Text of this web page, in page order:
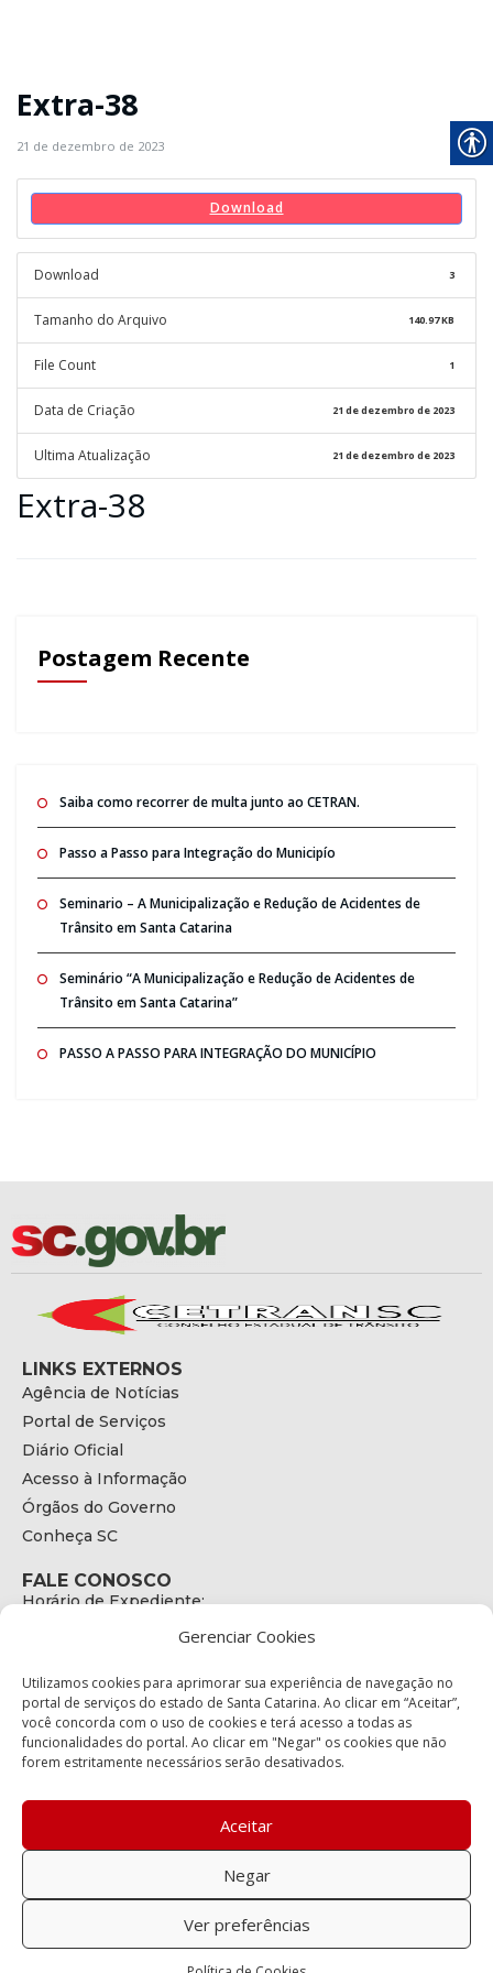
Gerenciar Cookies
Utilizamos cookies para aprimorar sua experiência de navegação no
portal de serviços do estado de Santa Catarina. Ao clicar em “Aceitar”,
você concorda com o uso de cookies e terá acesso a todas as
funcionalidades do portal. Ao clicar em "Negar" os cookies que não
forem estritamente necessários serão desativados.
Aceitar
Negar
Ver preferências
Extra-38
21 de dezembro de 2023
Download
Download 3
Tamanho do Arquivo 140.97 KB
File Count 1
Data de Criação 21 de dezembro de 2023
Ultima Atualização 21 de dezembro de 2023
Extra-38
Postagem Recente
Saiba como recorrer de multa junto ao CETRAN.
Passo a Passo para Integração do Municipío
Seminario – A Municipalização e Redução de Acidentes de
Trânsito em Santa Catarina
Seminário “A Municipalização e Redução de Acidentes de
Trânsito em Santa Catarina”
PASSO A PASSO PARA INTEGRAÇÃO DO MUNICÍPIO
LINKS EXTERNOS
Agência de Notícias
Portal de Serviços
Diário Oficial
Acesso à Informação
Órgãos do Governo
Conheça SC
FALE CONOSCO
Horário de Expediente:
E-mail:
secretariaexecutiva@cetran.sc.gov.br
ENDEREÇO
Endereço:
Bairro:
Coqueiros, Florianópolis SC
88.080-160
Política de privacidade
Copyright © 2023 Todos os Direitos Reservados SC - Governo de